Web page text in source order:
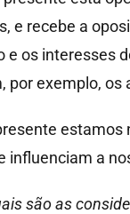
e recebe a
e os interesses
por exemplo, os
estamos
influenciam a
são as